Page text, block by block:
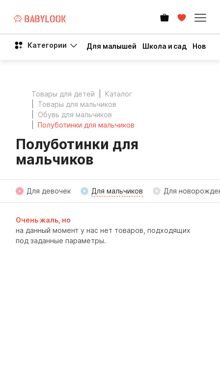
Категории Для малышей Школа и сад Новый
Товары для детей
Каталог
Товары для мальчиков
Обувь для мальчиков
Полуботинки для мальчиков
Полуботинки для
мальчиков
Для девочек Для мальчиков Для
Очень жаль, но
на данный момент у нас нет товаров, подходящих
под заданные параметры.